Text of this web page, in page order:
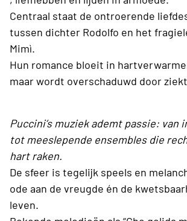
Centraal staat de ontroerende
tussen dichter Rodolfo en het
Mimì.
Hun romance bloeit in
maar wordt overschaduwd door
Puccini’s muziek ademt passie: van
tot meeslepende ensembles die
hart raken.
De sfeer is tegelijk speels en
ode aan de vreugde én de
leven.